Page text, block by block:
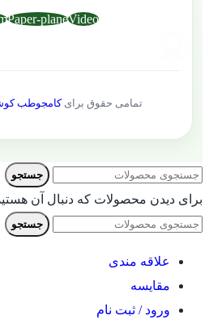
Video
Paper-plane
تمامی حقوق برایکامجوطب
جستجو
برای دیدن محصولات که دنبال آن
جستجو
علاقه مندی
مقایسه
ورود / ثبت نام